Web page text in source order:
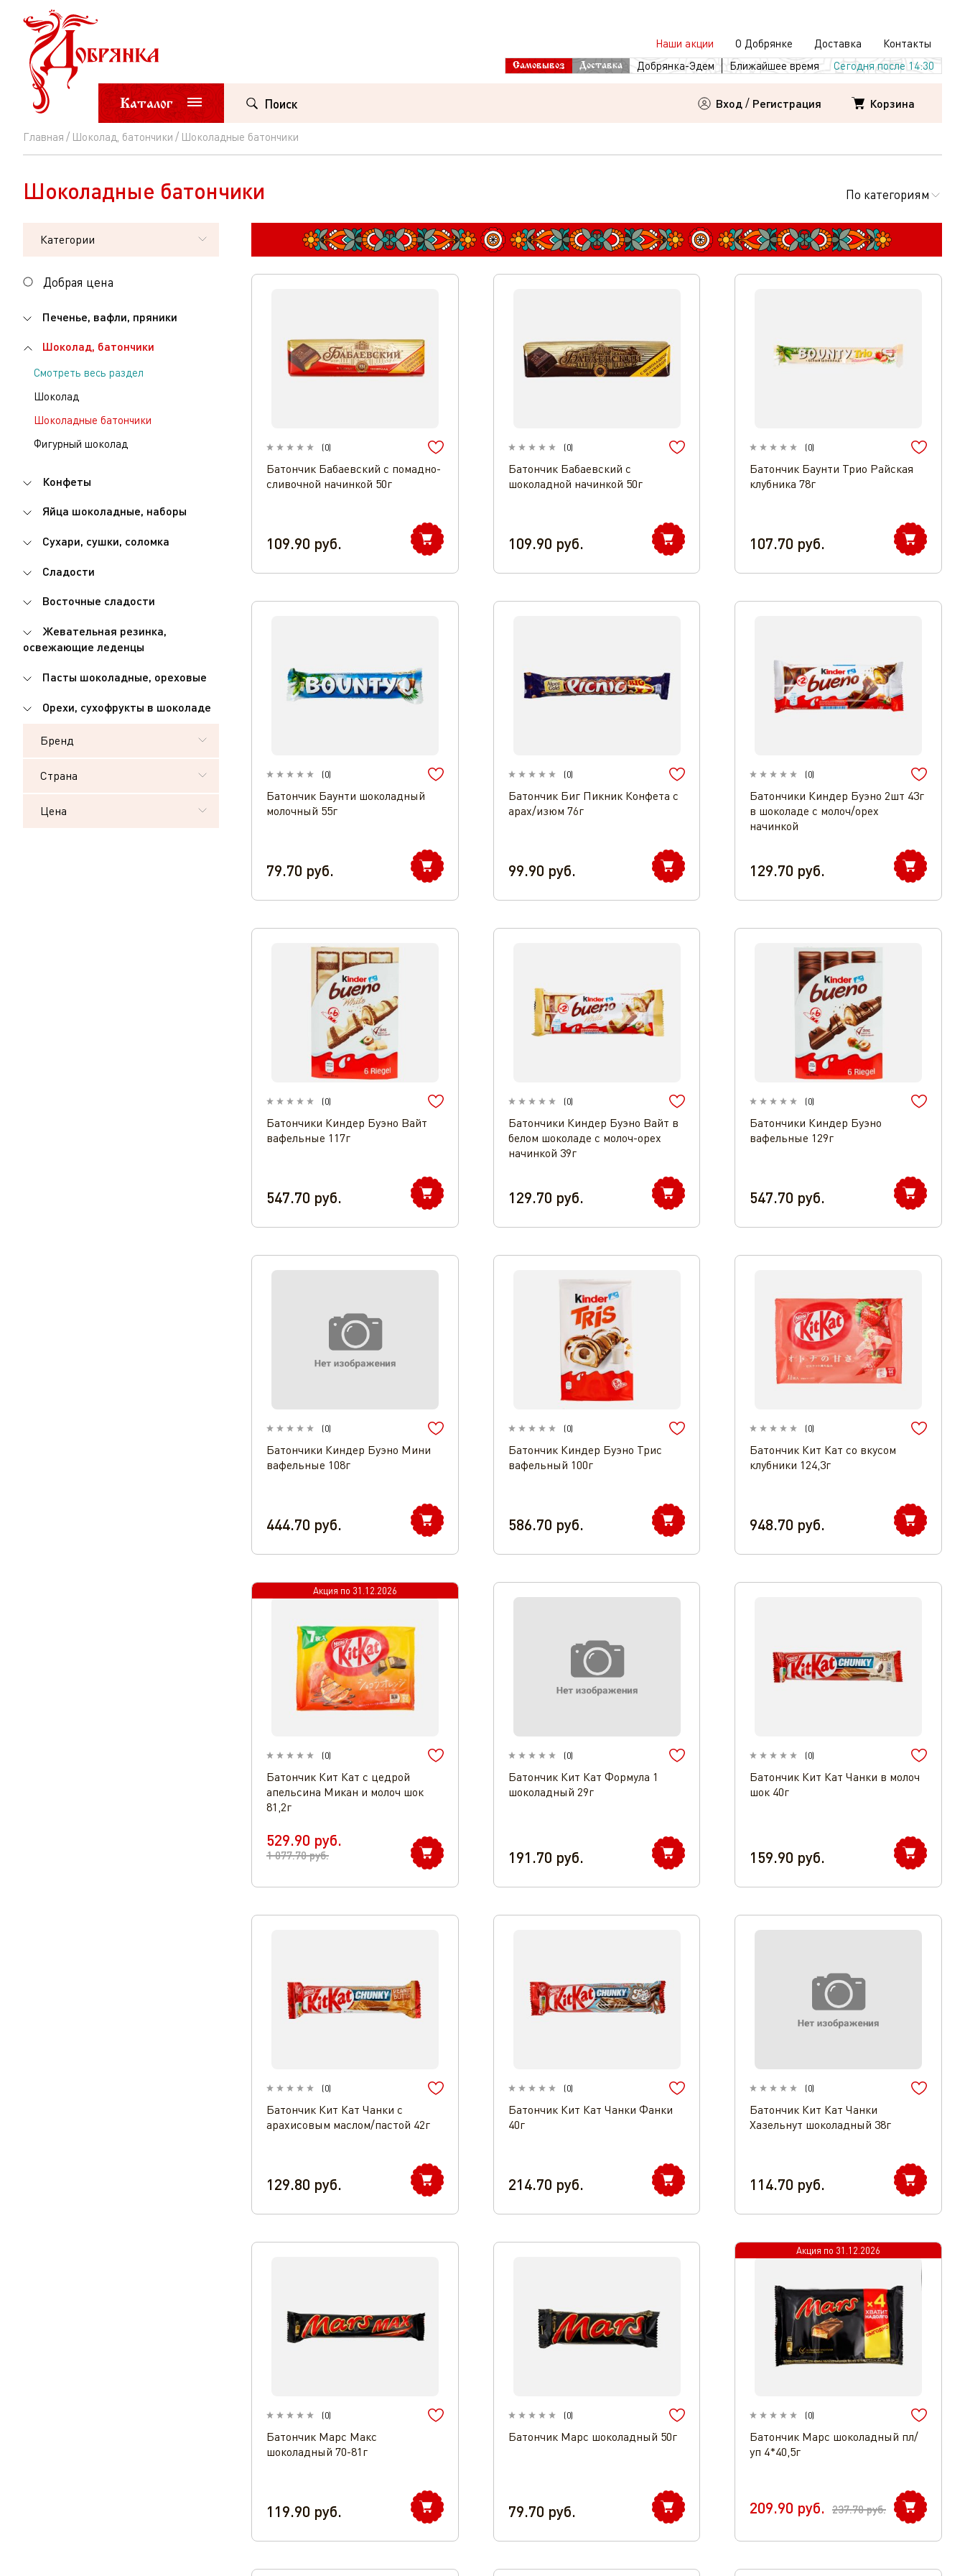
Наши акции О Добрянке Доставка Контакты
Самовывоз Доставка Добрянка-Эдем Ближайшее время Сегодня после 14:30
Каталог Поиск Вход / Регистрация Корзина
Главная Шоколад, батончики Шоколадные батончики
Шоколадные
батончики
Шоколадные батончики
Категории
Добрая цена
Печенье, вафли, пряники
Шоколад, батончики
Смотреть весь раздел
Шоколад
Шоколадные батончики
Фигурный шоколад
Конфеты
Яйца шоколадные, наборы
Сухари, сушки, соломка
Сладости
Восточные сладости
Жевательная резинка,
освежающие леденцы
Пасты шоколадные, ореховые
Орехи, сухофрукты в шоколаде
Бренд
Страна
Цена
По категориям
(0)
Батончик Бабаевский с помадно-
сливочной начинкой 50г
109.90 руб.
(0)
Батончик Бабаевский с
шоколадной начинкой 50г
109.90 руб.
(0)
Батончик Баунти Трио Райская
клубника 78г
107.70 руб.
(0)
Батончик Баунти шоколадный
молочный 55г
79.70 руб.
(0)
Батончик Биг Пикник Конфета с
арах/изюм 76г
99.90 руб.
(0)
Батончики Киндер Буэно 2шт 43г
в шоколаде с молоч/орех
начинкой
129.70 руб.
(0)
Батончики Киндер Буэно Вайт
вафельные 117г
547.70 руб.
(0)
Батончики Киндер Буэно Вайт в
белом шоколаде с молоч-орех
начинкой 39г
129.70 руб.
(0)
Батончики Киндер Буэно
вафельные 129г
547.70 руб.
(0)
Батончики Киндер Буэно Мини
вафельные 108г
444.70 руб.
(0)
Батончик Киндер Буэно Трис
вафельный 100г
586.70 руб.
(0)
Батончик Кит Кат со вкусом
клубники 124,3г
948.70 руб.
Акция по 31.12.2026
(0)
Батончик Кит Кат с цедрой
апельсина Микан и молоч шок
81,2г
529.90 руб.
1 077.70руб.
(0)
Батончик Кит Кат Формула 1
шоколадный 29г
191.70 руб.
(0)
Батончик Кит Кат Чанки в молоч
шок 40г
159.90 руб.
(0)
Батончик Кит Кат Чанки с
арахисовым маслом/пастой 42г
129.80 руб.
(0)
Батончик Кит Кат Чанки Фанки
40г
214.70 руб.
(0)
Батончик Кит Кат Чанки
Хазельнут шоколадный 38г
114.70 руб.
(0)
Батончик Марс Макс
шоколадный 70-81г
119.90 руб.
(0)
Батончик Марс шоколадный 50г
79.70 руб.
Акция по 31.12.2026
(0)
Батончик Марс шоколадный пл/
уп 4*40,5г
209.90 руб. 237.70руб.